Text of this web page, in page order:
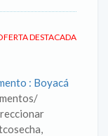
DESTACADA
: Boyacá